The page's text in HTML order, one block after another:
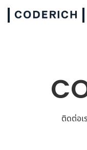
ติดต่อเ